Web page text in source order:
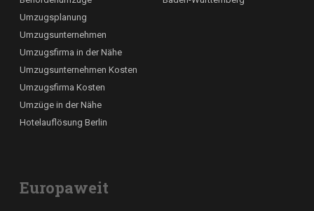
Umzugsplanung
Umzugsunternehmen
Umzugsfirma in der Nähe
Umzugsunternehmen Kosten
Umzugsfirma Kosten
Umzüge in der Nähe
Hotelauflösung Berlin
Europaweit